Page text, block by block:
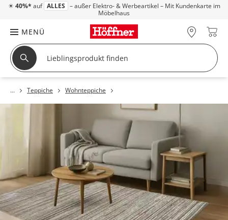
☀ 40%* auf ALLES – außer Elektro- & Werbeartikel – Mit Kundenkarte im
Möbelhaus
MENÜ
Teppiche Wohnteppiche